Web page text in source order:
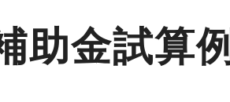
助金試算例